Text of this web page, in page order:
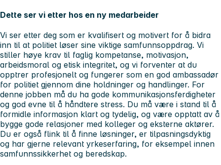
Dette ser vi etter hos en ny medarbeider
Vi ser etter deg som er kvalifisert og motivert for å bidra
inn til at politiet løser sine viktige samfunnsoppdrag. Vi
stiller høye krav til faglig kompetanse, motivasjon,
arbeidsmoral og etisk integritet, og vi forventer at du
opptrer profesjonelt og fungerer som en god ambassadør
for politiet gjennom dine holdninger og handlinger. For
denne jobben må du ha gode kommunikasjonsferdigheter
og god evne til å håndtere stress. Du må være i stand til å
formidle informasjon klart og tydelig, og være opptatt av å
bygge gode relasjoner med kolleger og eksterne aktører.
Du er også flink til å finne løsninger, er tilpasningsdyktig
og har gjerne relevant yrkeserfaring, for eksempel innen
samfunnssikkerhet og beredskap.